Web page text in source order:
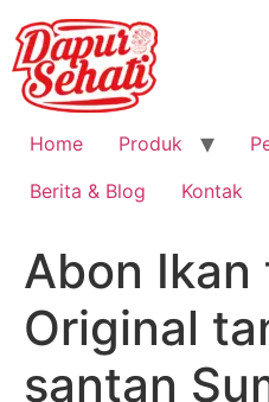
Home Produk
Berita & Blog
Kontak
Abon Ikan
Original
santan